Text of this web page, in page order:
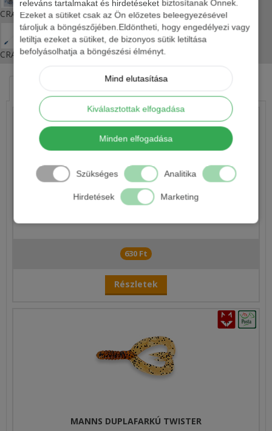
releváns tartalmakat és hirdetéseket biztosítanak Önnek.
Ezeket a sütiket csak az Ön előzetes beleegyezésével
tároljuk a böngészőjében.Eldöntheti, hogy engedélyezi vagy
letiltja ezeket a sütiket, de bizonyos sütik letiltása
befolyásolhatja a böngészési élményt.
Mind elutasítása
Kiválasztottak elfogadása
Minden elfogadása
Szükséges Analitika
Hirdetések Marketing
CRALUSSO CHINU HOROG LAPKÁS, BRONZ
CRALUSSO ÖNSÚLYOS ÚSZÓ
630 Ft
Részletek
MANNS DUPLAFARKÚ TWISTER